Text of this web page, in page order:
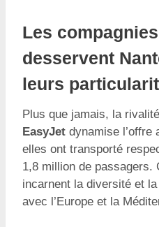
Les
desservent
leurs
Plus que jamais, la
EasyJet dynamise l’offre
elles ont transporté
1,8 million de passagers.
incarnent la diversité et
avec l’Europe et la